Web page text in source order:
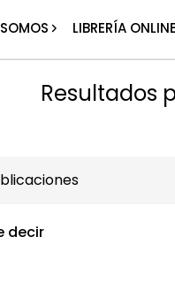
LIBRERÍA ONLINE
Resultados
decir